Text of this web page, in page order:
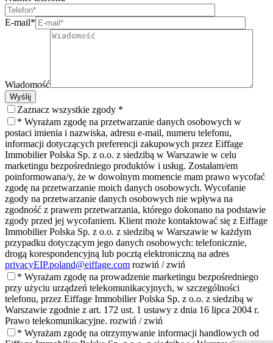
E-mail*
Wiadomość
Wyślij
Zaznacz wszystkie zgody *
* Wyrażam zgodę na przetwarzanie danych osobowych w
postaci imienia i nazwiska, adresu e-mail, numeru telefonu,
informacji dotyczących preferencji zakupowych przez Eiffage
Immobilier Polska Sp. z o.o. z siedzibą w Warszawie w celu
marketingu bezpośredniego produktów i usług. Zostałam/em
poinformowana/y, że w dowolnym momencie mam prawo wycofać
zgodę na przetwarzanie moich danych osobowych. Wycofanie
zgody na przetwarzanie danych osobowych nie wpływa na
zgodność z prawem przetwarzania, którego dokonano na podstawie
zgody przed jej wycofaniem. Klient może kontaktować się z Eiffage
Immobilier Polska Sp. z o.o. z siedzibą w Warszawie w każdym
przypadku dotyczącym jego danych osobowych: telefonicznie,
drogą korespondencyjną lub pocztą elektroniczną na adres
privacyEIP.poland@eiffage.com rozwiń / zwiń
* Wyrażam zgodę na prowadzenie marketingu bezpośredniego
przy użyciu urządzeń telekomunikacyjnych, w szczególności
telefonu, przez Eiffage Immobilier Polska Sp. z o.o. z siedzibą w
Warszawie zgodnie z art. 172 ust. 1 ustawy z dnia 16 lipca 2004 r.
Prawo telekomunikacyjne. rozwiń / zwiń
* Wyrażam zgodę na otrzymywanie informacji handlowych od